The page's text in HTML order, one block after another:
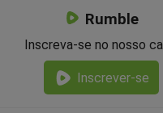
Rumble
Inscreva-se no nosso
Inscrever-se